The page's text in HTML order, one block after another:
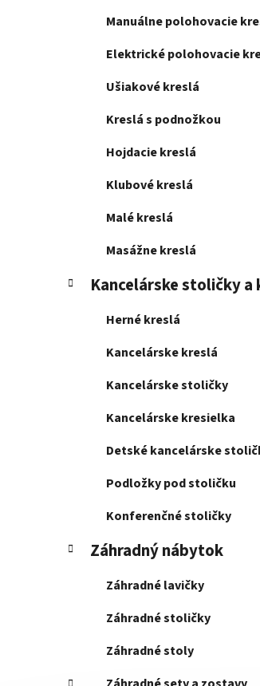
Manuálne polohovacie
Elektrické polohovacie
Ušiakové kreslá
Kreslá s podnožkou
Hojdacie kreslá
Klubové kreslá
Malé kreslá
Masážne kreslá
Kancelárske stoličky a
Herné kreslá
Kancelárske kreslá
Kancelárske stoličky
Kancelárske kresielka
Detské kancelárske
Podložky pod stoličku
Konferenčné stoličky
Záhradný nábytok
Záhradné lavičky
Záhradné stoličky
Záhradné stoly